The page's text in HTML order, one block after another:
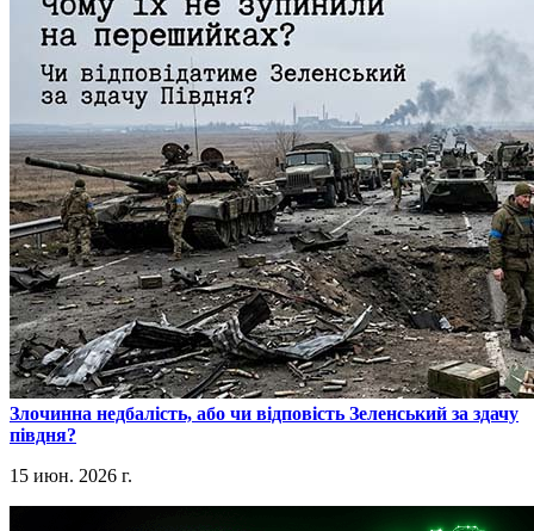
​Злочинна недбалість, або чи відповість Зеленський за здачу
півдня?
15 июн. 2026 г.